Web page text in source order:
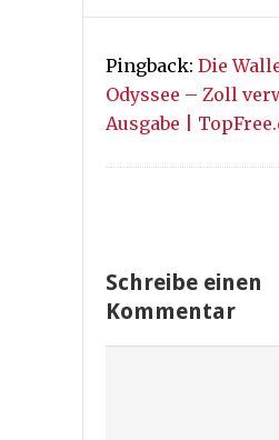
Pingback: Die
Odyssee – Zoll
Ausgabe |
Schreibe einen
Kommentar